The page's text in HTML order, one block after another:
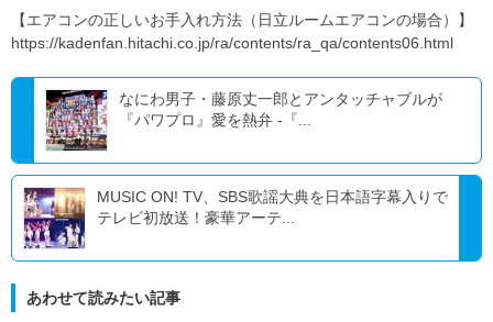
【エアコンの正しいお手入れ方法（日立ルームエアコンの場合）】
https://kadenfan.hitachi.co.jp/ra/contents/ra_qa/contents06.html
なにわ男子・藤原丈一郎とアンタッチャブルが
『パワプロ』愛を熱弁 -『...
MUSIC ON! TV、SBS歌謡大典を日本語字幕入りで
テレビ初放送！豪華アーテ...
あわせて読みたい記事